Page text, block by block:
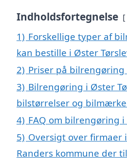
Indholdsfortegnelse
1) Forskellige typer af
kan bestille i Øster
2) Priser på
3) Bilrengøring i Øster
bilstørrelser og
4) FAQ om bilrengøring
5) Oversigt over firmaer
Randers kommune der